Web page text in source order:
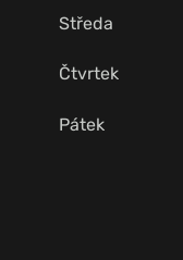
Středa
Čtvrtek
Pátek